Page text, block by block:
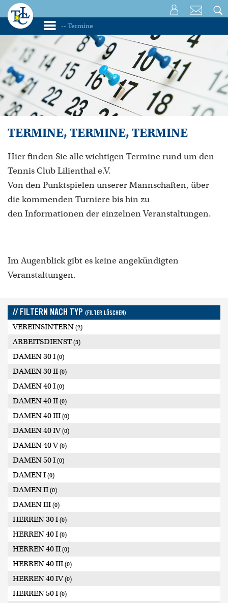
TERMINE, TERMINE, TERMINE
Hier finden Sie alle wichtigen Termine rund um den
Tennis Club Lilienthal e.V.
Von den Punktspielen unserer Mannschaften, über
die kommenden Turniere bis hin zu
den Informationen der einzelnen Veranstaltungen.
Im Augenblick gibt es keine angekündigten
Veranstaltungen.
// FILTERN NACH TYP (FILTER LÖSCHEN)
VEREINSINTERN (2)
ARBEITSDIENST(3)
DAMEN 30 I (0)
DAMEN 30 II (0)
DAMEN 40 I (0)
DAMEN 40 II (0)
DAMEN 40 III (0)
DAMEN 40 IV(0)
DAMEN 40 V(0)
DAMEN 50 I (0)
DAMEN I (0)
DAMEN II (0)
DAMEN III (0)
HERREN 30 I (0)
HERREN 40 I (0)
HERREN 40 II (0)
HERREN 40 III (0)
HERREN 40 IV(0)
HERREN 50 I (0)